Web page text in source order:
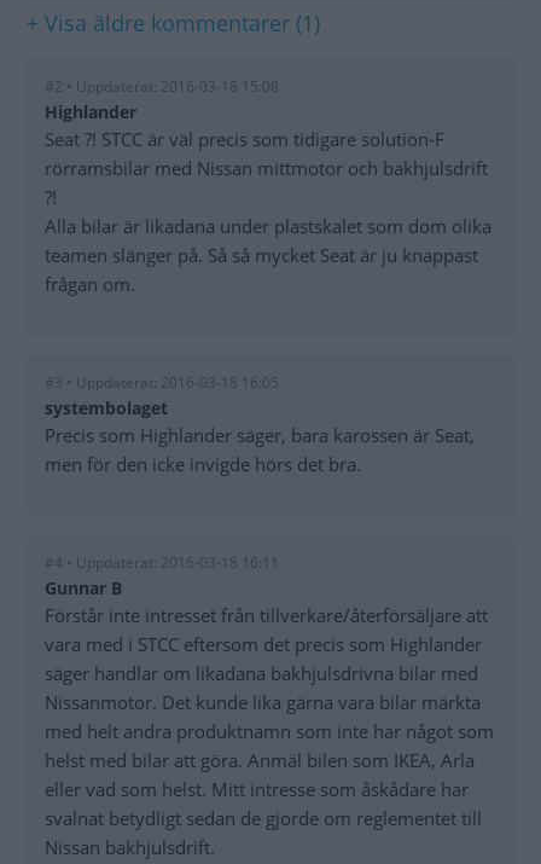
+ Visa äldre kommentarer (1)
#2 • Uppdaterat: 2016-03-18 15:08
Highlander
Seat ?! STCC är väl precis som tidigare solution-F
rörramsbilar med Nissan mittmotor och bakhjulsdrift
?!
Alla bilar är likadana under plastskalet som dom olika
teamen slänger på. Så så mycket Seat är ju knappast
frågan om.
#3 • Uppdaterat: 2016-03-18 16:05
systembolaget
Precis som Highlander säger, bara karossen är Seat,
men för den icke invigde hörs det bra.
#4 • Uppdaterat: 2016-03-18 16:11
Gunnar B
Förstår inte intresset från tillverkare/återförsäljare att
vara med i STCC eftersom det precis som Highlander
säger handlar om likadana bakhjulsdrivna bilar med
Nissanmotor. Det kunde lika gärna vara bilar märkta
med helt andra produktnamn som inte har något som
helst med bilar att göra. Anmäl bilen som IKEA, Arla
eller vad som helst. Mitt intresse som åskådare har
svalnat betydligt sedan de gjorde om reglementet till
Nissan bakhjulsdrift.